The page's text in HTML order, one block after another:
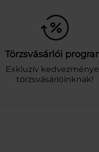
I
T
R
Törzsvásárlói
Exkluzív
törzsvásárlóinknak!